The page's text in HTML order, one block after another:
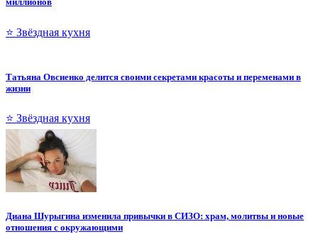
⭐ Звёздная кухня
Татьяна Овсиенко делится своими секретами красоты и переменами в
жизни
⭐ Звёздная кухня
Диана Шурыгина изменила привычки в СИЗО: храм, молитвы и новые
отношения с окружающими